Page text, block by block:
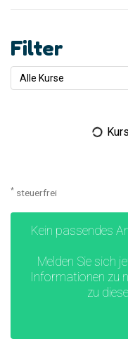
Filter
Alle Kurse
* steuerfrei
Kein passendes
Melden Sie sich
Informationen zu
zu